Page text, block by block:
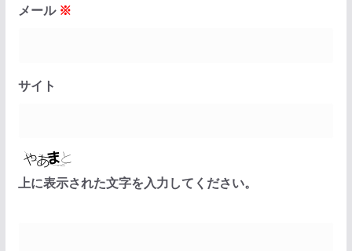
メール ※
サイト
上に表示された文字を入力してください。